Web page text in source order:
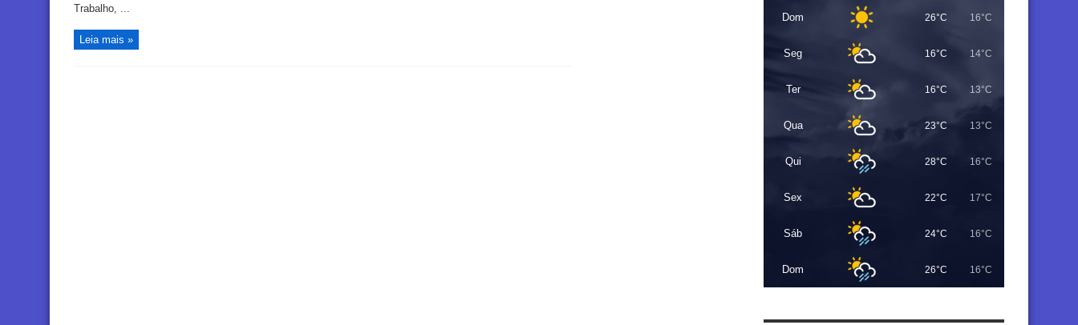
Trabalho, ...
Leia mais »
Dom 26°C 16°C
Seg 16°C 14°C
Ter 16°C 13°C
Qua 23°C 13°C
Qui 28°C 16°C
Sex 22°C 17°C
Sáb 24°C 16°C
Dom 26°C 16°C